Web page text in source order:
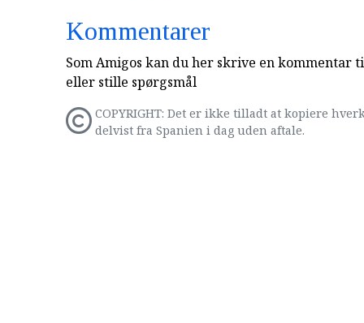
Kommentarer
Som Amigos kan du her skrive en kommentar
eller stille spørgsmål
COPYRIGHT: Det er ikke tilladt at kopiere
delvist fra Spanien i dag uden aftale.